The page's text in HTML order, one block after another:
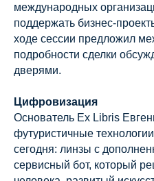
международных
поддержать бизнес-
ходе сессии предложил
подробности сделки
дверями.
Цифровизация
Основатель Ex Libris
футуристичные
сегодня: линзы с
сервисный бот, который